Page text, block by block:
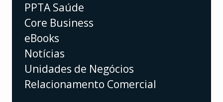
PPTA Saúde
Core Business
eBooks
Notícias
Unidades de Negócios
Relacionamento Comercial